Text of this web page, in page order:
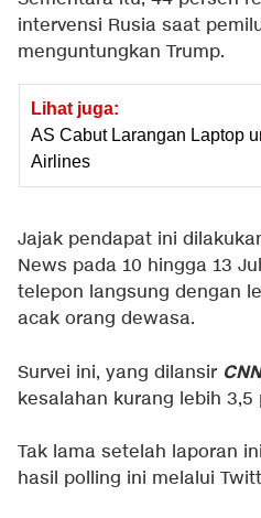
intervensi Rusia saat
menguntungkan Trump.
Lihat juga:
AS Cabut Larangan Laptop
Airlines
Jajak pendapat ini
News pada 10 hingga 13
telepon langsung dengan
acak orang dewasa.
Survei ini, yang dilansir CNN
kesalahan kurang lebih 3,5
Tak lama setelah laporan
hasil polling ini melalui